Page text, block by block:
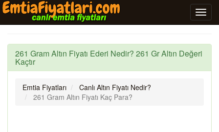
261 Gram Altın Fiyatı Ederi Nedir? 261 Gr Altın Değeri
Kaçtır
Emtia Fiyatları
Canlı Altın Fiyatı Nedir?
261 Gram Altın Fiyatı Kaç Para?